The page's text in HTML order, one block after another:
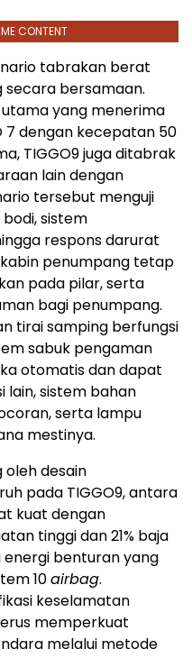
CONTENT
tabrakan berat
secara bersamaan.
yang menerima
7 dengan kecepatan 50
TIGGO9 juga ditabrak
lain dengan
tersebut menguji
sistem
respons darurat
penumpang tetap
pada pilar, serta
bagi penumpang.
tirai samping berfungsi
sabuk pengaman
otomatis dan dapat
lain, sistem bahan
serta lampu
mestinya.
desain
pada TIGGO9, antara
kuat dengan
tinggi dan 21% baja
energi benturan yang
10airbag.
keselamatan
memperkuat
melalui metode